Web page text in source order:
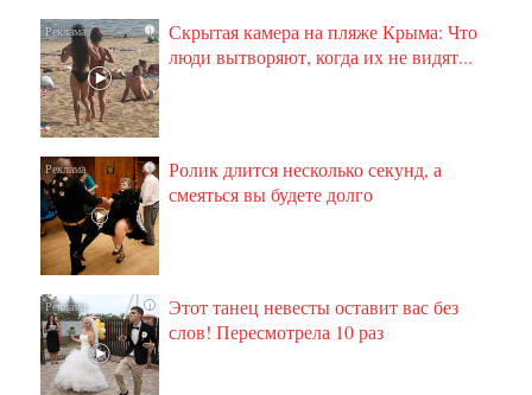
i
Скрытая камера на пляже Крыма: Что
люди вытворяют, когда их не видят...
i
Ролик длится несколько секунд, а
смеяться вы будете долго
i
Этот танец невесты оставит вас без
слов! Пересмотрела 10 раз